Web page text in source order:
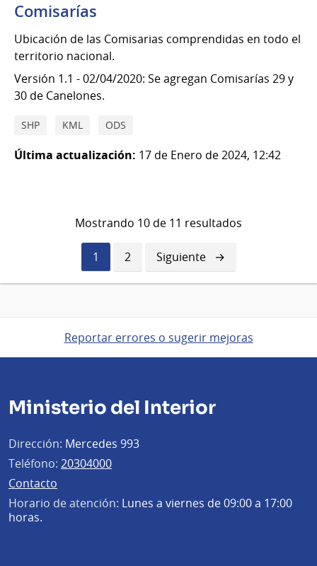
Comisarías
Ubicación de las Comisarias comprendidas en todo el
territorio nacional.
Versión 1.1 - 02/04/2020: Se agregan Comisarías 29 y
30 de Canelones.
SHP KML ODS
Última actualización: 17 de Enero de 2024, 12:42
Mostrando 10 de 11 resultados
Página
actual
1 Página
2
Siguiente
página
Siguiente
Reportar errores o sugerir mejoras
Ministerio del Interior
Dirección: Mercedes 993
Teléfono: 20304000
Contacto
Horario de atención: Lunes a viernes de 09:00 a 17:00
horas.